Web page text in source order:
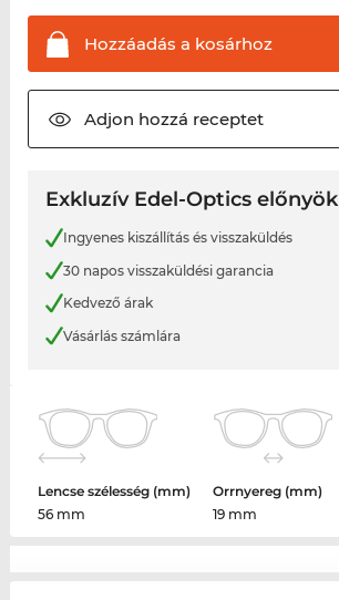
Hozzáadás a kosárhoz
Adjon hozzá receptet
Exkluzív Edel-Optics előnyök
Ingyenes kiszállítás és visszaküldés
30 napos visszaküldési garancia
Kedvező árak
Vásárlás számlára
Lencse szélesség (mm)
56 mm
Orrnyereg (mm)
19 mm